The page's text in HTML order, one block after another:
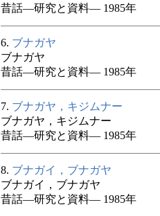
昔話―研究と資料― 1985年
6. ブナガヤ
ブナガヤ
昔話―研究と資料― 1985年
7. ブナガヤ，キジムナー
ブナガヤ，キジムナー
昔話―研究と資料― 1985年
8. ブナガイ，ブナガヤ
ブナガイ，ブナガヤ
昔話―研究と資料― 1985年